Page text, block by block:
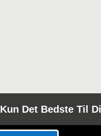
Kun Det Bedste Til